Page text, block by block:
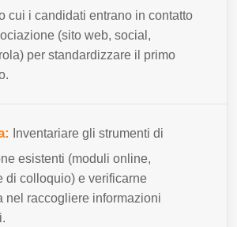
cui i candidati entrano in contatto
(sito web, social,
per standardizzare il primo
Inventariare gli strumenti di
esistenti (moduli online,
di colloquio) e verificarne
nel raccogliere informazioni